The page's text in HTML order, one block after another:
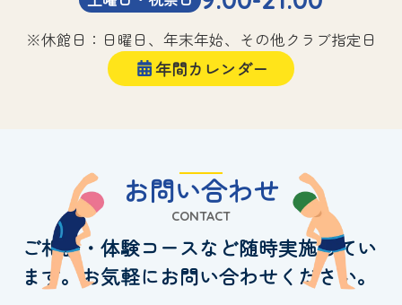
※休館日：日曜日、年末年始、その他クラブ指定日
年間カレンダー
お問い合わせ
CONTACT
ご相談・体験コースなど随時実施してい
ます。お気軽にお問い合わせください。